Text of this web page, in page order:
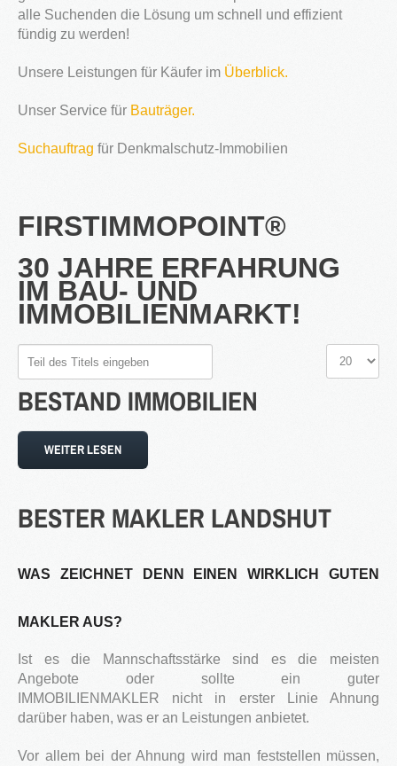
2016
in Bearbeitung...
KATEGORIEN
Neubau Immobilien
Gewerbe Immobilien
History
Bauträger
Service
IMMOBILIEN - EIGENTÜMER
Dienstleistungen für Eigentümer von Immobilien
Immobilie VERKAUFEN
Grundstück VERKAUFEN
Projekte
Alte Brauerei Moosburg
MietZentrale Immobilien
Hier finden Sie unsere aktuellen Mietobjekte
alle Suchenden die Lösung um schnell und effizient
fündig zu werden!
Unsere Leistungen für Käufer im Überblick.
Unser Service für Bauträger.
Suchauftrag für Denkmalschutz-Immobilien
FIRSTIMMOPOINT®
30 JAHRE ERFAHRUNG
IM BAU- UND
IMMOBILIENMARKT!
Titels
eingeben
Anzeige
BESTAND IMMOBILIEN
WEITER LESEN
BESTER MAKLER LANDSHUT
WAS ZEICHNET DENN EINEN WIRKLICH GUTEN
MAKLER AUS?
Ist es die Mannschaftsstärke sind es die meisten
Angebote oder sollte ein guter
IMMOBILIENMAKLER nicht in erster Linie Ahnung
darüber haben, was er an Leistungen anbietet.
Vor allem bei der Ahnung wird man feststellen müssen,